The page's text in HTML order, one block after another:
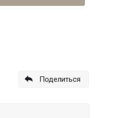
Поделиться